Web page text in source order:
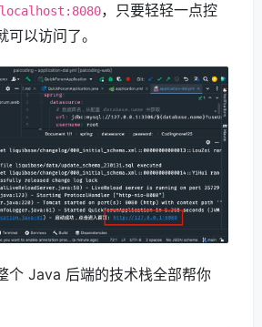
localhost:8080，只要轻轻一点控
以访问了。
个 Java 后端的技术栈全部帮你